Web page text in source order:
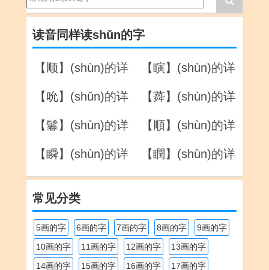
读音同样读shǔn的字
【顺】(shùn)的详
【瞚】(shùn)的详
【吮】(shǔn)的详
【蕣】(shùn)的详
【鬊】(shùn)的详
【順】(shùn)的详
【瞬】(shùn)的详
【瞤】(shùn)的详
常见分类
5画的字 6画的字 7画的字 8画的字
9画的字
10画的字
11画的字 12画的字
13画的字
14画的字
15画的字 16画的字
17画的字